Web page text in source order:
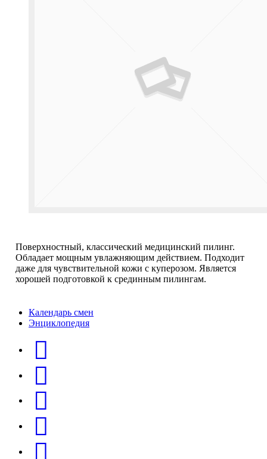
Поверхностный, классический медицинский пилинг.
Обладает мощным увлажняющим действием. Подходит
даже для чувствительной кожи с куперозом. Является
хорошей подготовкой к срединным пилингам.
Календарь смен
Энциклопедия